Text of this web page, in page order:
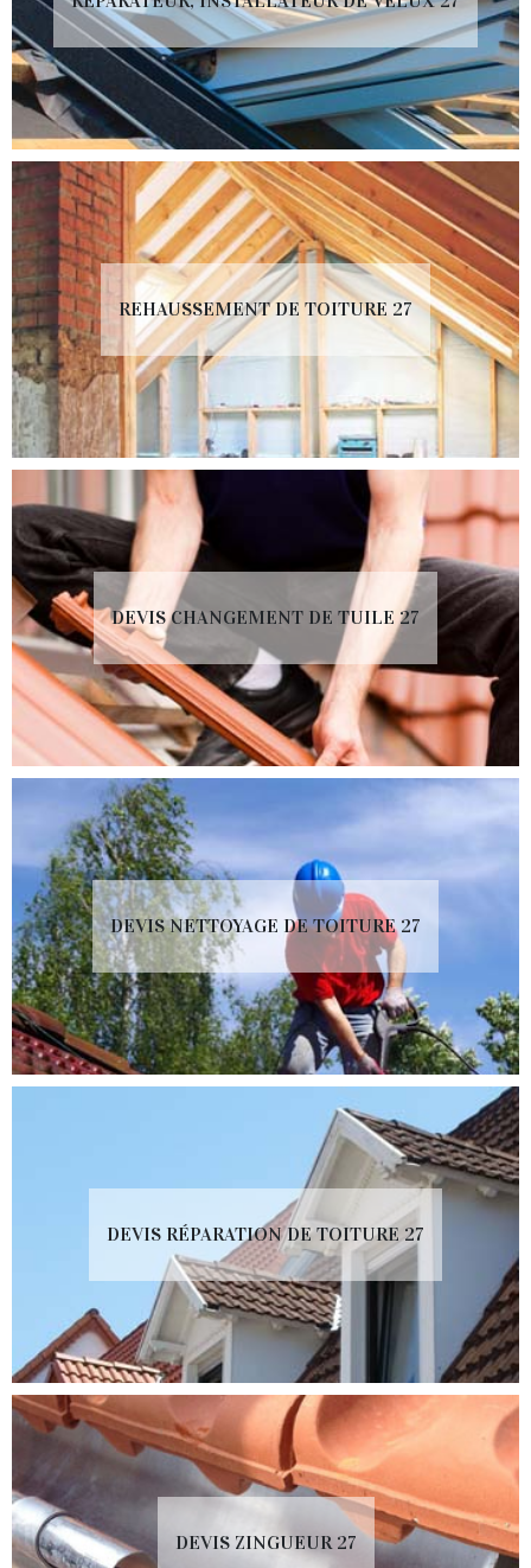
REHAUSSEMENT DE TOITURE 27
DEVIS CHANGEMENT DE TUILE 27
DEVIS NETTOYAGE DE TOITURE 27
DEVIS RÉPARATION DE TOITURE 27
DEVIS ZINGUEUR 27